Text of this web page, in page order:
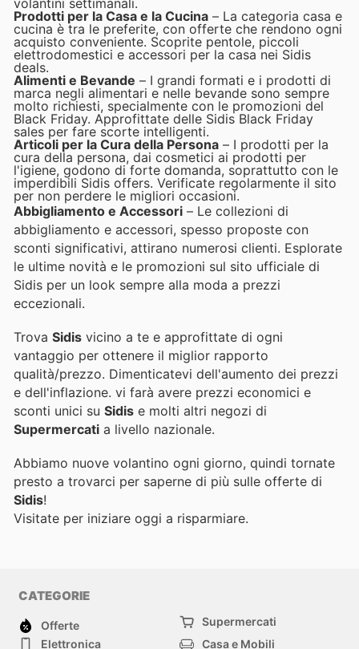
Prodotti per la Casa e la Cucina – La categoria casa e
cucina è tra le preferite, con offerte che rendono ogni
acquisto conveniente. Scoprite pentole, piccoli
elettrodomestici e accessori per la casa nei Sidis
deals.
Alimenti e Bevande – I grandi formati e i prodotti di
marca negli alimentari e nelle bevande sono sempre
molto richiesti, specialmente con le promozioni del
Black Friday. Approfittate delle Sidis Black Friday
sales per fare scorte intelligenti.
Articoli per la Cura della Persona – I prodotti per la
cura della persona, dai cosmetici ai prodotti per
l'igiene, godono di forte domanda, soprattutto con le
imperdibili Sidis offers. Verificate regolarmente il sito
per non perdere le migliori occasioni.
Abbigliamento e Accessori – Le collezioni di
abbigliamento e accessori, spesso proposte con
sconti significativi, attirano numerosi clienti. Esplorate
le ultime novità e le promozioni sul sito ufficiale di
Sidis per un look sempre alla moda a prezzi
eccezionali.
Trova Sidis vicino a te e approfittate di ogni
vantaggio per ottenere il miglior rapporto
qualità/prezzo. Dimenticatevi dell'aumento dei prezzi
e dell'inflazione. vi farà avere prezzi economici e
sconti unici su Sidis e molti altri negozi di
Supermercati a livello nazionale.
Abbiamo nuove volantino ogni giorno, quindi tornate
presto a trovarci per saperne di più sulle offerte di
Sidis!
Visitate per iniziare oggi a risparmiare.
CATEGORIE
Offerte
Supermercati
Elettronica
Casa e Mobili